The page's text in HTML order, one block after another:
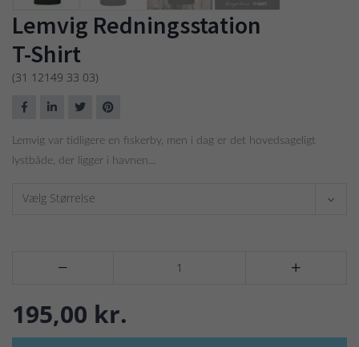
Lemvig Redningsstation
T-Shirt
(31 12149 33 03)
Lemvig var tidligere en fiskerby, men i dag er det hovedsageligt
lystbåde, der ligger i havnen...
Vælg Størrelse
 
195,00 kr.